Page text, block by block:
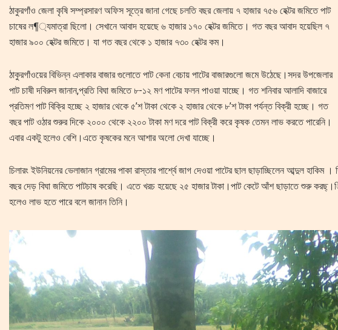
ঠাকুরগাঁও জেলা কৃষি সম্প্রসারণ অফিস সূত্রে জানা গেছে চলতি বছর জেলায় ৭ হাজার ৭৫৬ হেক্টর জমিতে পাট
চাষের ল¶্যমাত্রা ছিলো। সেখানে আবাদ হয়েছে ৬ হাজার ১৭০ হেক্টর জমিতে। গত বছর আবাদ হয়েছিল ৭
হাজার ৯০০ হেক্টর জমিতে। যা গত বছর থেকে ১ হাজার ৭৩০ হেক্টর কম।
ঠাকুরগাঁওয়ের বিভিন্ন এলাকার বাজার গুলোতে পাট কেনা বেচায় পাটের বাজারগুলো জমে উঠেছে।সদর উপজেলার
পাট চাষী দবিরুল জানান,প্রতি বিঘা জমিতে ৮-১২ মণ পাটের ফলন পাওয়া যাচ্ছে। গত শনিবার আলাদি বাজারে
প্রতিমণ পাট বিক্রি হচ্ছে ২ হাজার থেকে ৫’শ টাকা থেকে ২ হাজার থেকে ৮’শ টাকা পর্যন্ত বিক্রী হচ্ছে। গত
বছর পাট ওঠার শুরুর দিকে ২০০০ থেকে ২২০০ টাকা মণ দরে পাট বিক্রী করে কৃষক তেমন লাভ করতে পারেনি।
এবার একটু হলেও বেশি।এতে কৃষকের মনে আশার অলো দেখা যাচ্ছে।
চিলারং ইউনিয়নের ভেলাজান গ্রামের পাকা রাস্তার পার্শ্বে জাগ দেওয়া পাটের ছাল ছাড়াচ্ছিলেন আব্দুল
বছর দেড় বিঘা জমিতে পাটচাষ করেছি। এতে খরচ হয়েছে ২৫ হাজার টাকা।পাট কেটে আঁশ ছাড়াতে শুরু
হলেও লাভ হতে পারে বলে জানান তিনি।